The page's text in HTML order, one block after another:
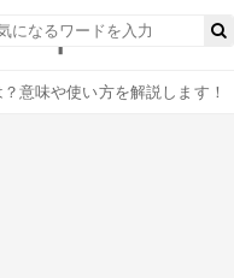
ート
？意味や使い方を解説します！